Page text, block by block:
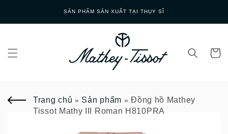
SẢN PHẨM SẢN XUẤT TẠI THỤY SĨ
Trang chủ » Sản phẩm »Đồng hồ Mathey
Tissot Mathy III Roman H810PRA